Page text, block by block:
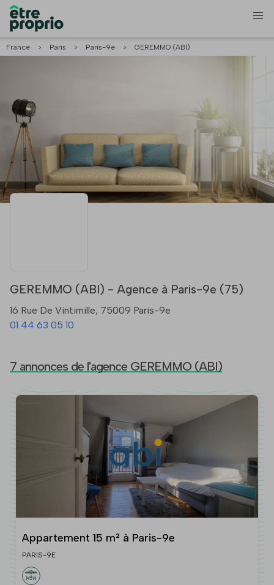
France > Paris > Paris-9e > GEREMMO (ABI)
GEREMMO (ABI) - Agence à Paris-9e (75)
16 Rue De Vintimille, 75009 Paris-9e
01 44 63 05 10
7 annonces de l'agence GEREMMO (ABI)
Appartement 15 m² à Paris-9e
PARIS-9E